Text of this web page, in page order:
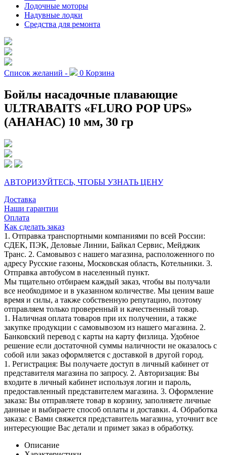
Лодочные моторы
Надувные лодки
Средства для ремонта
Список желаний - 0 Корзина
Бойлы насадочные плавающие
ULTRABAITS «FLURO POP UPS»
(АНАНАС) 10 мм, 30 гр
АВТОРИЗУЙТЕСЬ, ЧТОБЫ УЗНАТЬ ЦЕНУ
Доставка
Наши гарантии
Оплата
Как сделать заказ
1. Отправка транспортными компаниями по всей России:
СДЕК, ПЭК, Деловые Линии, Байкал Сервис, Мейджик
Транс. 2. Самовывоз с нашего магазина, расположенного по
адресу Русские газоны, Московская область, Котельники. 3.
Отправка автобусом в населенный пункт.
Мы тщательно отбираем каждый заказ, чтобы вы получали
все необходимое и в указанном количестве. Мы ценим ваше
время и силы, а также собственную репутацию, поэтому
отправляем только проверенный и качественный товар.
1. Наличная оплата товаров при их получении, а также
закупке продукции с самовывозом из нашего магазина. 2.
Банковский перевод с карты на карту физлица. Удобное
решение если достаточной суммы наличности не оказалось с
собой или заказ оформляется с доставкой в другой город.
1. Регистрация: Вы получаете доступ в личный кабинет от
представителя магазина по запросу. 2. Авторизация: Вы
входите в личный кабинет используя логин и пароль,
предоставленный представителем магазина. 3. Оформление
заказа: Вы отправляете товар в корзину, заполняете личные
данные и выбираете способ оплаты и доставки. 4. Обработка
заказа: с Вами свяжется представитель магазина, уточнит все
интересующие Вас детали и примет заказ в обработку.
Описание